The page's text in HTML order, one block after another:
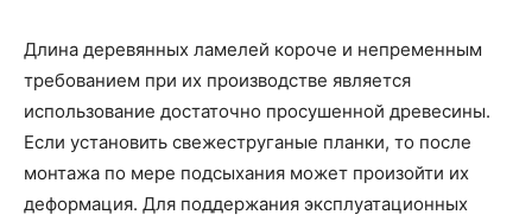
Длина деревянных ламелей короче и непременным
требованием при их производстве является
использование достаточно просушенной древесины.
Если установить свежеструганые планки, то после
монтажа по мере подсыхания может произойти их
деформация. Для поддержания эксплуатационных